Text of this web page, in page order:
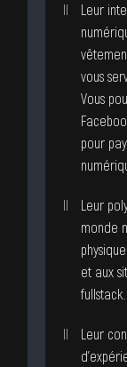
Leur
vous
Vous
pour
Leur
monde
et aux
fullstack.
Leur